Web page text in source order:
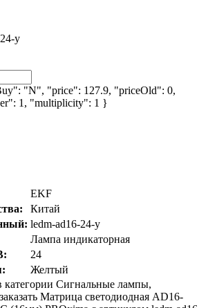
y
"N", "price": 127.9, "priceOld": 0,
1, "multiplicity": 1 }
EKF
Китай
ledm-ad16-24-y
Лампа индикаторная
24
Желтый
категории Сигнальные лампы,
Матрица светодиодная AD16-